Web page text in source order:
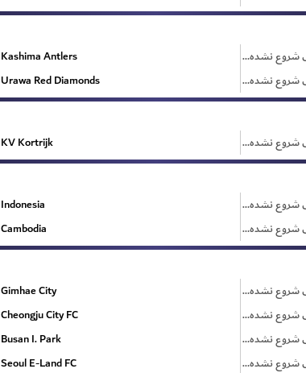
Kashima Antlers بازی شروع نشده است
Urawa Red Diamonds بازی شروع نشده است
KV Kortrijk بازی شروع نشده است
Indonesia بازی شروع نشده است
Cambodia بازی شروع نشده است
Gimhae City بازی شروع نشده است
Cheongju City FC بازی شروع نشده است
Busan I. Park بازی شروع نشده است
Seoul E-Land FC بازی شروع نشده است